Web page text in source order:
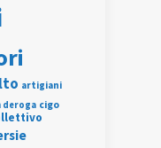
artigiani
deroga cigo